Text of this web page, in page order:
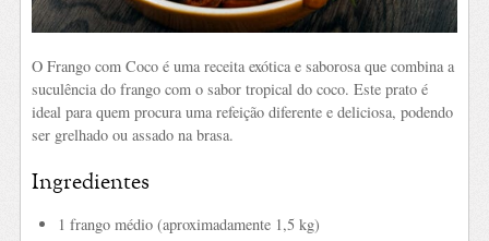
O Frango com Coco é uma receita exótica e saborosa que combina a
suculência do frango com o sabor tropical do coco. Este prato é
ideal para quem procura uma refeição diferente e deliciosa, podendo
ser grelhado ou assado na brasa.
Ingredientes
1 frango médio (aproximadamente 1,5 kg)